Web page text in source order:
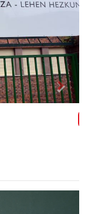
Next